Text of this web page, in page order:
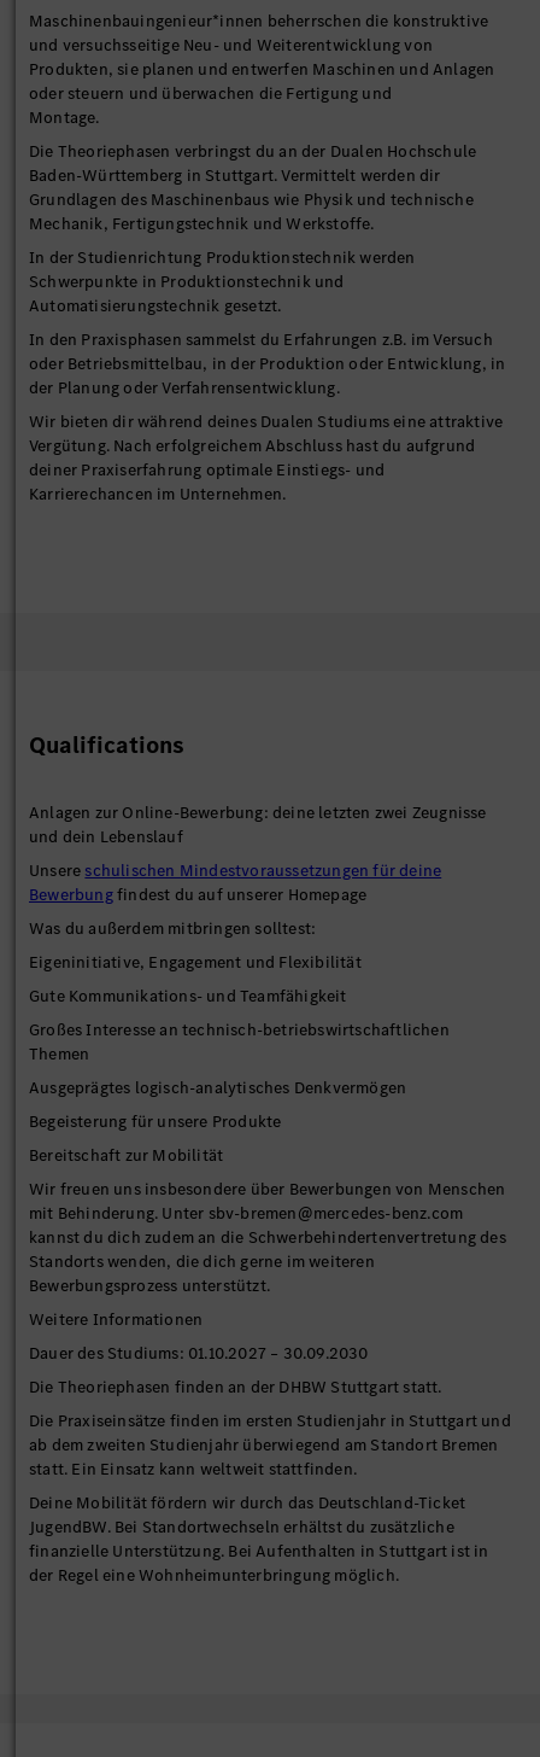
Maschinenbauingenieur*innen beherrschen die konstruktive
und versuchsseitige Neu- und Weiterentwicklung von
Produkten, sie planen und entwerfen Maschinen und Anlagen
oder steuern und überwachen die Fertigung und
Montage.
Die Theoriephasen verbringst du an der Dualen Hochschule
Baden-Württemberg in Stuttgart. Vermittelt werden dir
Grundlagen des Maschinenbaus wie Physik und technische
Mechanik, Fertigungstechnik und Werkstoffe.
In der Studienrichtung Produktionstechnik werden
Schwerpunkte in Produktionstechnik und
Automatisierungstechnik gesetzt.
In den Praxisphasen sammelst du Erfahrungen z.B. im Versuch
oder Betriebsmittelbau, in der Produktion oder Entwicklung, in
der Planung oder Verfahrensentwicklung.
Wir bieten dir während deines Dualen Studiums eine attraktive
Vergütung. Nach erfolgreichem Abschluss hast du aufgrund
deiner Praxiserfahrung optimale Einstiegs- und
Karrierechancen im Unternehmen.
Qualifications
Anlagen zur Online-Bewerbung: deine letzten zwei Zeugnisse
und dein Lebenslauf
Unsere schulischen Mindestvoraussetzungen für deine
Bewerbungfindest du auf unserer Homepage
Was du außerdem mitbringen solltest:
Eigeninitiative, Engagement und Flexibilität
Gute Kommunikations- und Teamfähigkeit
Großes Interesse an technisch-betriebswirtschaftlichen
Themen
Ausgeprägtes logisch-analytisches Denkvermögen
Begeisterung für unsere Produkte
Bereitschaft zur Mobilität
Wir freuen uns insbesondere über Bewerbungen von Menschen
mit Behinderung. Unter sbv-bremen@mercedes-benz.com
kannst du dich zudem an die Schwerbehindertenvertretung des
Standorts wenden, die dich gerne im weiteren
Bewerbungsprozess unterstützt.
Weitere Informationen
Dauer des Studiums: 01.10.2027 – 30.09.2030
Die Theoriephasen finden an der DHBW Stuttgart statt.
Die Praxiseinsätze finden im ersten Studienjahr in Stuttgart und
ab dem zweiten Studienjahr überwiegend am Standort Bremen
statt. Ein Einsatz kann weltweit stattfinden.
Deine Mobilität fördern wir durch das Deutschland-Ticket
JugendBW. Bei Standortwechseln erhältst du zusätzliche
finanzielle Unterstützung. Bei Aufenthalten in Stuttgart ist in
der Regel eine Wohnheimunterbringung möglich.